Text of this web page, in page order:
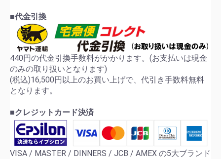
■代金引換
440円の代金引換手数料がかかります。(お支払いは現金
のみの取り扱いとなります)
(税込)16,500円以上のお買い上げで、代引き手数料無料
となります。
■クレジットカード決済
VISA / MASTER / DINNERS / JCB / AMEX の5大ブランド